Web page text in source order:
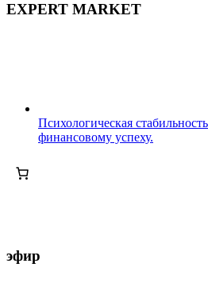
EXPERT MARKET
Психологическая
финансовому успеху.
эфир